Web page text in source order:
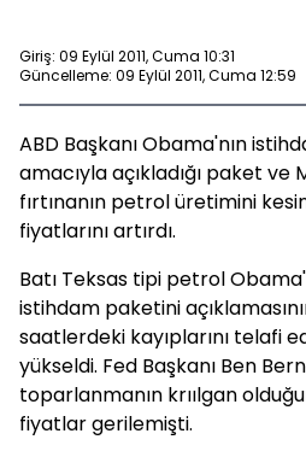
Giriş: 09 Eylül 2011, Cuma 10:31
Güncelleme: 09 Eylül 2011, Cuma 12:59
ABD Başkanı Obama'nın
amacıyla açıkladığı paket ve
fırtınanın petrol üretimini
fiyatlarını artırdı.
Batı Teksas tipi petrol
istihdam paketini
saatlerdeki kayıplarını telafi
yükseldi. Fed Başkanı Ben
toparlanmanın krıılgan
fiyatlar gerilemişti.